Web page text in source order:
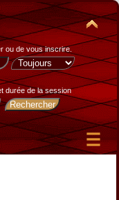
ou de vous inscrire.
durée de la session